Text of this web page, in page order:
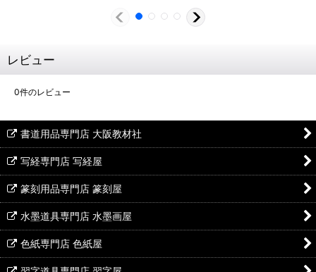
レビュー
0件のレビュー
書道用品専門店 大阪教材社
写経専門店 写経屋
篆刻用品専門店 篆刻屋
水墨道具専門店 水墨画屋
色紙専門店 色紙屋